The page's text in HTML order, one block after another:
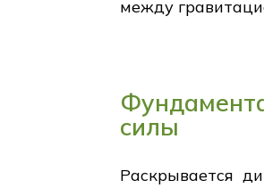
между
силы
Раскрывается